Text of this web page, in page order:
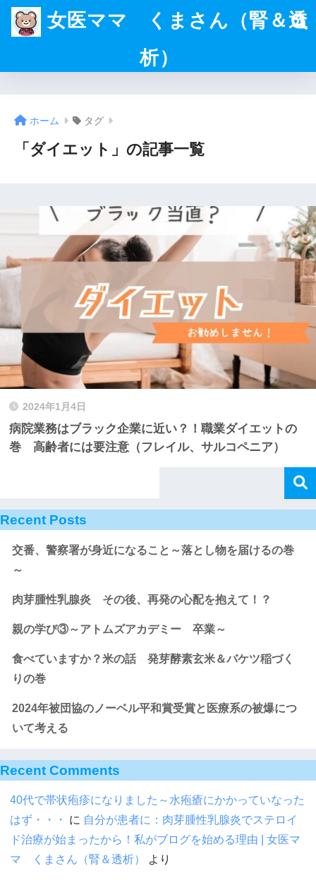
女医ママ くまさん（腎＆透
析）
ホーム タグ
「ダイエット」の記事一覧
2024年1月4日
病院業務はブラック企業に近い？！職業ダイエットの
巻 高齢者には要注意（フレイル、サルコペニア）
Recent Posts
交番、警察署が身近になること～落とし物を届けるの巻
～
肉芽腫性乳腺炎 その後、再発の心配を抱えて！？
親の学び③～アトムズアカデミー 卒業～
食べていますか？米の話 発芽酵素玄米＆バケツ稲づく
りの巻
2024年被団協のノーベル平和賞受賞と医療系の被爆につ
いて考える
Recent Comments
40代で帯状疱疹になりました～水疱瘡にかかっていなった
はず・・・
に 自分が患者に：肉芽腫性乳腺炎でステロイ
ド治療が始まったから！私がブログを始める理由 | 女医マ
マ くまさん（腎＆透析）
より